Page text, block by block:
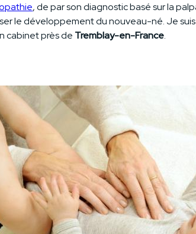
, de par son diagnostic basé sur la
le développement du nouveau-né. Je
cabinet près de Tremblay-en-France.